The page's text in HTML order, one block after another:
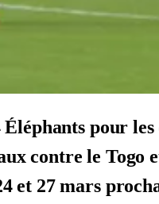
Éléphants pour les
contre le Togo
et 27 mars